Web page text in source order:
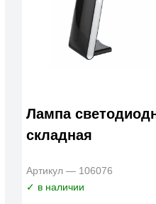
Лампа
складная
Артикул — 106076
✓ в наличии